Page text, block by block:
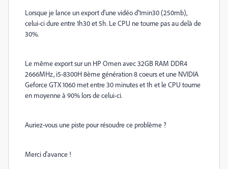
Lorsque je lance un export d'une vidéo d'1min30 (250mb),
celui-ci dure entre 1h30 et 5h. Le CPU ne tourne pas au delà de
30%.
Le même export sur un HP Omen avec 32GB RAM DDR4
2666MHz, i5-8300H 8ème génération 8 coeurs et une NVIDIA
Geforce GTX 1060 met entre 30 minutes et 1h et le CPU tourne
en moyenne à 90% lors de celui-ci.
Auriez-vous une piste pour résoudre ce problème ?
Merci d'avance !